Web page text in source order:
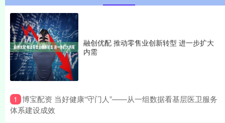
融创优配 推动零售业创新转型 进一步扩大
内需
1 ​博宝配资 当好健康“守门人”——从一组数据看基层医卫服务
体系建设成效